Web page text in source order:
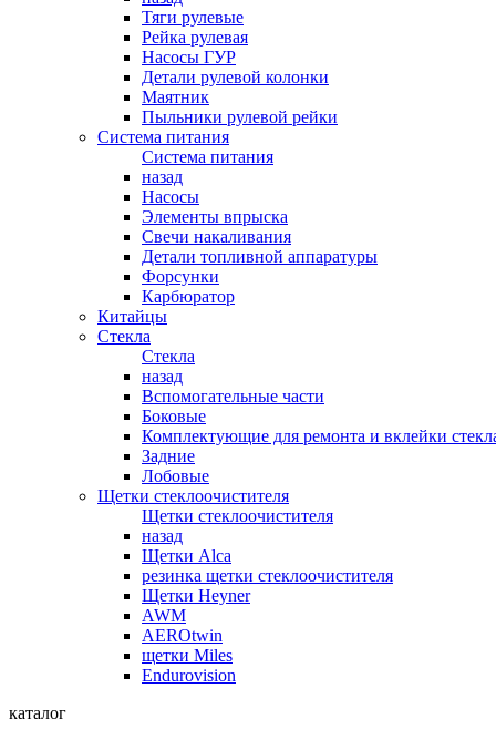
Тяги рулевые
Рейка рулевая
Насосы ГУР
Детали рулевой колонки
Маятник
Пыльники рулевой рейки
Система питания
Система питания
назад
Насосы
Элементы впрыска
Свечи накаливания
Детали топливной аппаратуры
Форсунки
Карбюратор
Китайцы
Стекла
Стекла
назад
Вспомогательные части
Боковые
Комплектующие для ремонта и вклейки
Задние
Лобовые
Щетки стеклоочистителя
Щетки стеклоочистителя
назад
Щетки Alca
резинка щетки стеклоочистителя
Щетки Heyner
AWM
AEROtwin
щетки Miles
Endurovision
каталог